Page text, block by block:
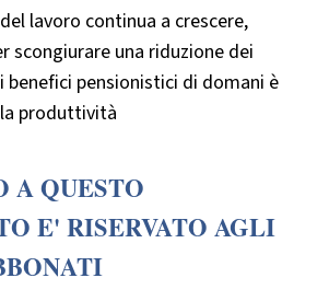
lavoro continua a crescere,
scongiurare una riduzione dei
pensionistici di domani è
produttività
A QUESTO
E' RISERVATO AGLI